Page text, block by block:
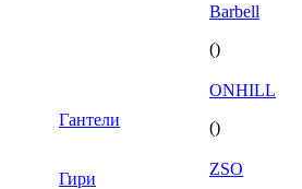
Гантели
Гири
Barbell
()
ONHILL
()
ZSO